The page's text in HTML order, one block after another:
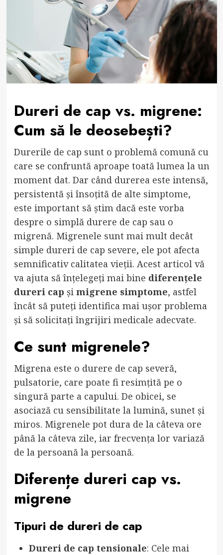
Dureri de cap vs. migrene:
Cum să le deosebești?
Durerile de cap sunt o problemă comună cu
care se confruntă aproape toată lumea la un
moment dat. Dar când durerea este intensă,
persistentă și însoțită de alte simptome,
este important să știm dacă este vorba
despre o simplă durere de cap sau o
migrenă. Migrenele sunt mai mult decât
simple dureri de cap severe, ele pot afecta
semnificativ calitatea vieții. Acest articol vă
va ajuta să înțelegeți mai bine diferențele
dureri cap și migrene simptome, astfel
încât să puteți identifica mai ușor problema
și să solicitați îngrijiri medicale adecvate.
Ce sunt migrenele?
Migrena este o durere de cap severă,
pulsatorie, care poate fi resimțită pe o
singură parte a capului. De obicei, se
asociază cu sensibilitate la lumină, sunet și
miros. Migrenele pot dura de la câteva ore
până la câteva zile, iar frecvența lor variază
de la persoană la persoană.
Diferențe dureri cap vs.
migrene
Tipuri de dureri de cap
Dureri de cap tensionale: Cele mai